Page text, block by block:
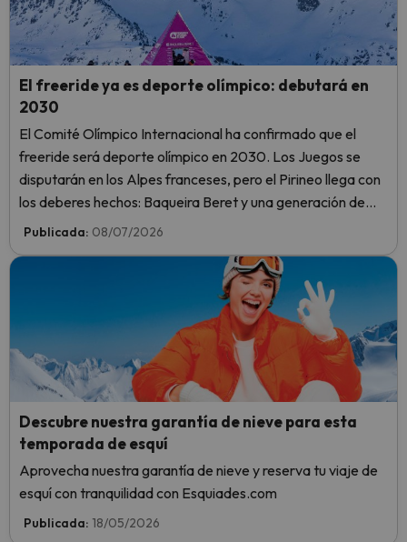
El freeride ya es deporte olímpico: debutará en
2030
El Comité Olímpico Internacional ha confirmado que el
freeride será deporte olímpico en 2030. Los Juegos se
disputarán en los Alpes franceses, pero el Pirineo llega con
los deberes hechos: Baqueira Beret y una generación de
riders españoles con opciones reales.
Publicada: 08/07/2026
Descubre nuestra garantía de nieve para esta
temporada de esquí
Aprovecha nuestra garantía de nieve y reserva tu viaje de
esquí con tranquilidad con Esquiades.com
Publicada: 18/05/2026